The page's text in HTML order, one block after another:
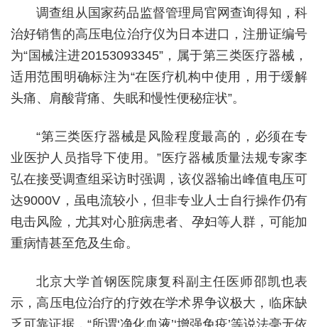
调查组从国家药品监督管理局官网查询得知，科
治好销售的高压电位治疗仪为日本进口，注册证编号
为“国械注进20153093345”，属于第三类医疗器械，
适用范围明确标注为“在医疗机构中使用，用于缓解
头痛、肩酸背痛、失眠和慢性便秘症状”。
“第三类医疗器械是风险程度最高的，必须在专
业医护人员指导下使用。”医疗器械质量法规专家李
弘在接受调查组采访时强调，该仪器输出峰值电压可
达9000V，虽电流较小，但非专业人士自行操作仍有
电击风险，尤其对心脏病患者、孕妇等人群，可能加
重病情甚至危及生命。
北京大学首钢医院康复科副主任医师邵凯也表
示，高压电位治疗的疗效在学术界争议极大，临床缺
乏可靠证据，“所谓‘净化血液’‘增强免疫’等说法毫无依